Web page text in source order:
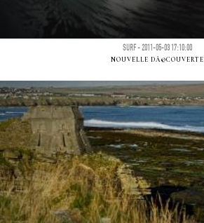
SURF - 2011-05-03 17:10:00
NOUVELLE DÃ©COUVERTE